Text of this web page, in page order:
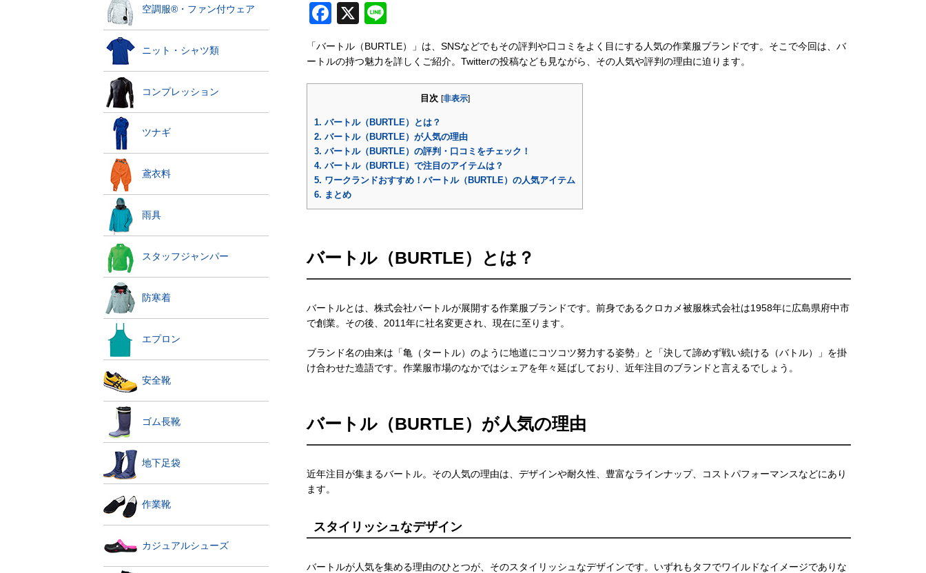
F
c
e
o
o
k
X
e
「バートル（BURTLE）」は、SNSなどでもその評判や口コミをよく目にする人気の作業服ブランドです。そこで今回は、バ
ートルの持つ魅力を詳しくご紹介。Twitterの投稿なども見ながら、その人気や評判の理由に迫ります。
目次 [非表示]
1. バートル（BURTLE）とは？
2. バートル（BURTLE）が人気の理由
3. バートル（BURTLE）の評判・口コミをチェック！
4. バートル（BURTLE）で注目のアイテムは？
5. ワークランドおすすめ！バートル（BURTLE）の人気アイテム
6. まとめ
バートル（BURTLE）とは？
バートルとは、株式会社バートルが展開する作業服ブランドです。前身であるクロカメ被服株式会社は1958年に広島県府中市
で創業。その後、2011年に社名変更され、現在に至ります。
ブランド名の由来は「亀（タートル）のように地道にコツコツ努力する姿勢」と「決して諦めず戦い続ける（バトル）」を掛
け合わせた造語です。作業服市場のなかではシェアを年々延ばしており、近年注目のブランドと言えるでしょう。
バートル（BURTLE）が人気の理由
近年注目が集まるバートル。その人気の理由は、デザインや耐久性、豊富なラインナップ、コストパフォーマンスなどにあり
ます。
スタイリッシュなデザイン
バートルが人気を集める理由のひとつが、そのスタイリッシュなデザインです。いずれもタフでワイルドなイメージでありな
空調服®・ファン付ウェア
ニット・シャツ類
コンプレッション
ツナギ
鳶衣料
雨具
スタッフジャンパー
防寒着
エプロン
安全靴
ゴム長靴
地下足袋
作業靴
カジュアルシューズ